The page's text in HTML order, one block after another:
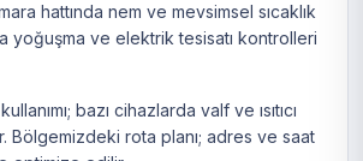
hattında nem ve mevsimsel sıcaklık
yoğuşma ve elektrik tesisatı kontrolleri
bazı cihazlarda valf ve ısıtıcı
Bölgemizdeki rota planı; adres ve saat